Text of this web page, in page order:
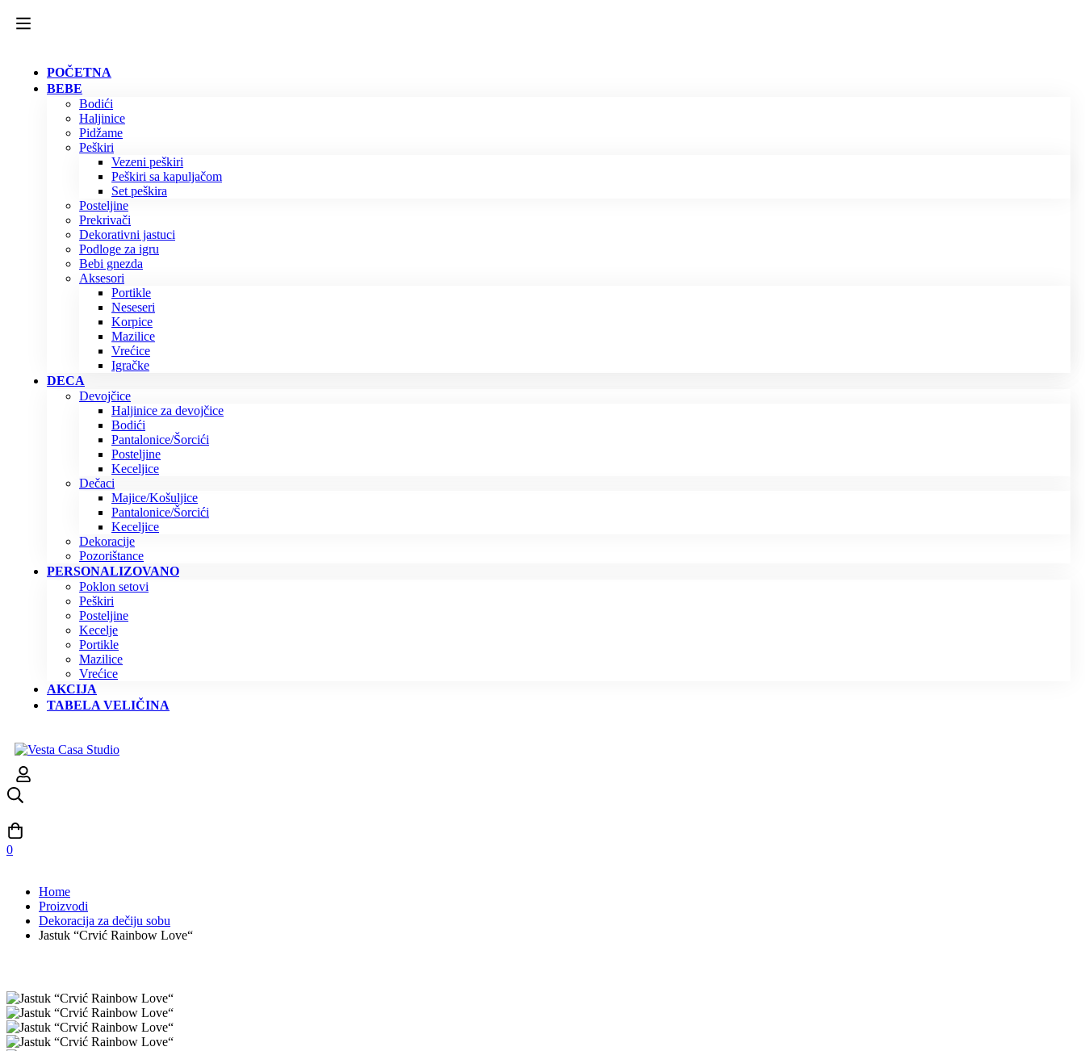
POČETNA
BEBE
Bodići
Haljinice
Pidžame
Peškiri
Vezeni peškiri
Peškiri sa kapuljačom
Set peškira
Posteljine
Prekrivači
Dekorativni jastuci
Podloge za igru
Bebi gnezda
Aksesori
Portikle
Neseseri
Korpice
Mazilice
Vrećice
Igračke
DECA
Devojčice
Haljinice za devojčice
Bodići
Pantalonice/Šorcići
Posteljine
Keceljice
Dečaci
Majice/Košuljice
Pantalonice/Šorcići
Keceljice
Dekoracije
Pozorištance
PERSONALIZOVANO
Poklon setovi
Peškiri
Posteljine
Kecelje
Portikle
Mazilice
Vrećice
AKCIJA
TABELA VELIČINA
0
Home
Proizvodi
Dekoracija za dečiju sobu
Jastuk “Crvić Rainbow Love“